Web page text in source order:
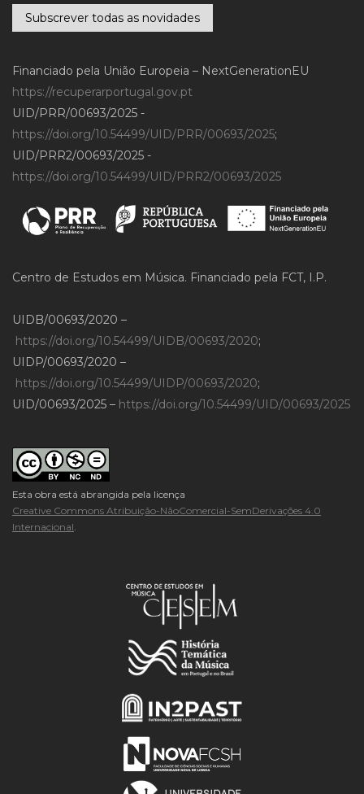
Subscrever todas as novidades
Financiado pela União Europeia – NextGenerationEU
https://recuperarportugal.gov.pt
UID/PRR/00693/2025 -
https://doi.org/10.54499/UID/PRR/00693/2025;
UID/PRR2/00693/2025 -
https://doi.org/10.54499/UID/PRR2/00693/2025
Centro de Estudos em Música. Financiado pela FCT, I.P.
UIDB/00693/2020 –
https://doi.org/10.54499/UIDB/00693/2020;
UIDP/00693/2020 –
https://doi.org/10.54499/UIDP/00693/2020;
UID/00693/2025 – https://doi.org/10.54499/UID/00693/2025
Esta obra está abrangida pela licença
Creative Commons Atribuição-NãoComercial-SemDerivações 4.0
Internacional